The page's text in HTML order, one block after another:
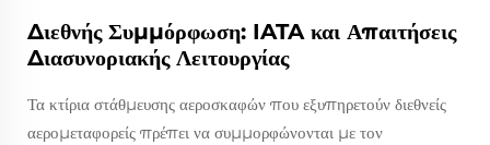
Διεθνής Συμμόρφωση: IATA και Απαιτήσεις
Διασυνοριακής Λειτουργίας
Τα κτίρια στάθμευσης αεροσκαφών που εξυπηρετούν διεθνείς
αερομεταφορείς πρέπει να συμμορφώνονται με τον